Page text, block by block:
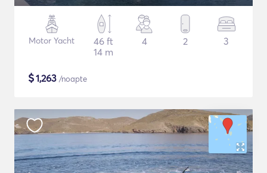
Motor Yacht
46 ft
14 m
4 2 3
$1,263 /noapte